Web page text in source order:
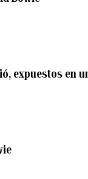
expuestos en